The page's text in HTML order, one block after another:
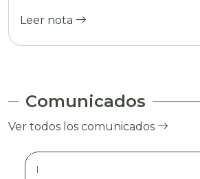
Leer nota
Comunicados
Ver todos los comunicados
|